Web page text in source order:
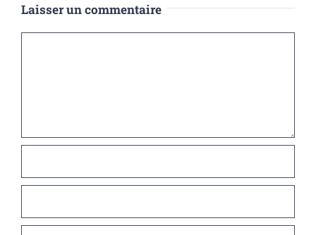
Laisser un commentaire